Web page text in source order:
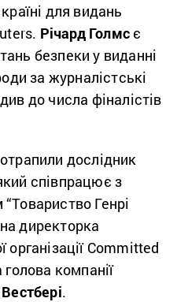
для видань
Річард Голмс є
безпеки у виданні
за журналістські
до числа фіналістів
дослідник
співпрацює з
Генрі
директорка
організації Committed
голова компанії
.